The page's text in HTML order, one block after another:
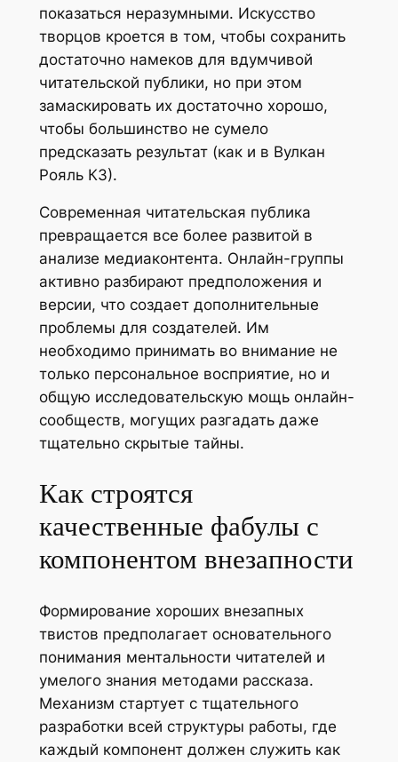
показаться неразумными. Искусство
творцов кроется в том, чтобы сохранить
достаточно намеков для вдумчивой
читательской публики, но при этом
замаскировать их достаточно хорошо,
чтобы большинство не сумело
предсказать результат (как и в Вулкан
Рояль КЗ).
Современная читательская публика
превращается все более развитой в
анализе медиаконтента. Онлайн-группы
активно разбирают предположения и
версии, что создает дополнительные
проблемы для создателей. Им
необходимо принимать во внимание не
только персональное восприятие, но и
общую исследовательскую мощь онлайн-
сообществ, могущих разгадать даже
тщательно скрытые тайны.
Как строятся
качественные фабулы с
компонентом внезапности
Формирование хороших внезапных
твистов предполагает основательного
понимания ментальности читателей и
умелого знания методами рассказа.
Механизм стартует с тщательного
разработки всей структуры работы, где
каждый компонент должен служить как